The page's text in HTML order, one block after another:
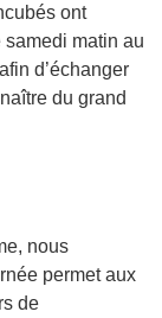
ont
samedi matin au
d’échanger
du grand
nous
permet aux
de